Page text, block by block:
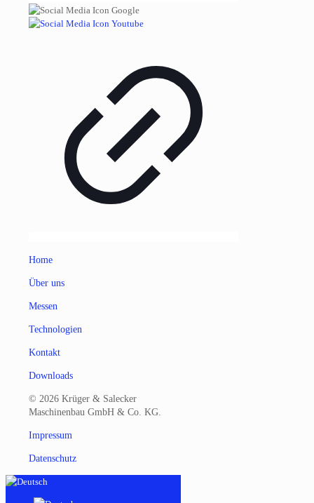
Home
Über uns
Messen
Technologien
Kontakt
Downloads
© 2026 Krüger & Salecker
Maschinenbau GmbH & Co. KG.
Impressum
Datenschutz